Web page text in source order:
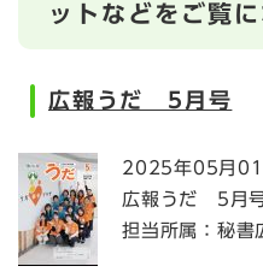
ットなどをご覧に
広報うだ 5月号
2025年05月01
広報うだ 5月
担当所属：秘書